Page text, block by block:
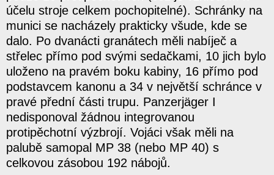
účelu stroje celkem pochopitelné). Schránky na
munici se nacházely prakticky všude, kde se
dalo. Po dvanácti granátech měli nabíječ a
střelec přímo pod svými sedačkami, 10 jich bylo
uloženo na pravém boku kabiny, 16 přímo pod
podstavcem kanonu a 34 v největší schránce v
pravé přední části trupu. Panzerjäger I
nedisponoval žádnou integrovanou
protipěchotní výzbrojí. Vojáci však měli na
palubě samopal MP 38 (nebo MP 40) s
celkovou zásobou 192 nábojů.